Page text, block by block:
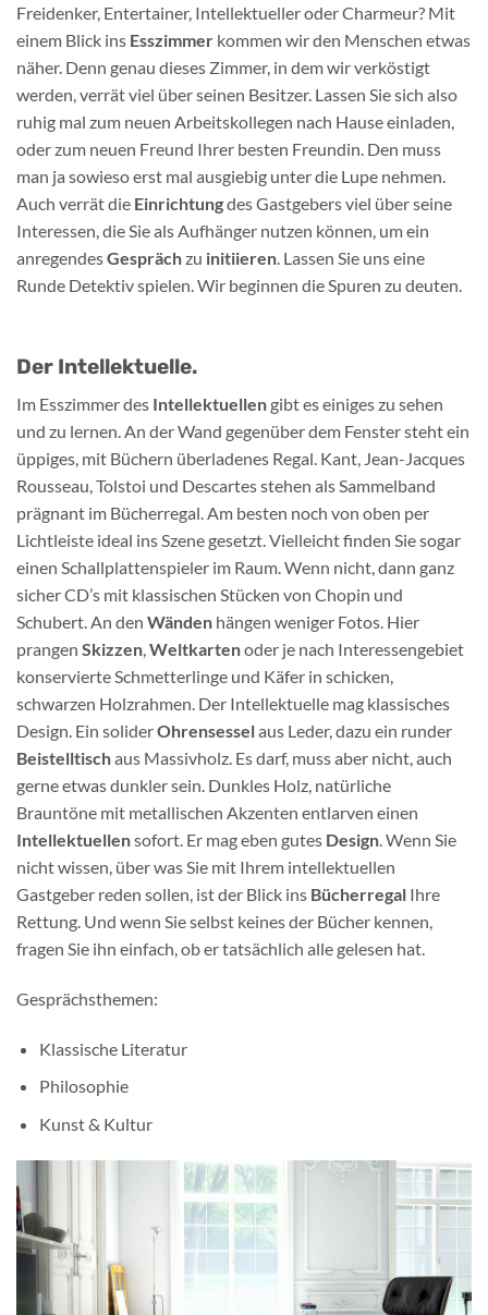
Freidenker, Entertainer, Intellektueller oder Charmeur? Mit
einem Blick ins Esszimmer kommen wir den Menschen etwas
näher. Denn genau dieses Zimmer, in dem wir verköstigt
werden, verrät viel über seinen Besitzer. Lassen Sie sich also
ruhig mal zum neuen Arbeitskollegen nach Hause einladen,
oder zum neuen Freund Ihrer besten Freundin. Den muss
man ja sowieso erst mal ausgiebig unter die Lupe nehmen.
Auch verrät die Einrichtungdes Gastgebers viel über seine
Interessen, die Sie als Aufhänger nutzen können, um ein
anregendesGesprächzu initiieren. Lassen Sie uns eine
Runde Detektiv spielen. Wir beginnen die Spuren zu deuten.
Der Intellektuelle.
Im Esszimmer des Intellektuellen gibt es einiges zu sehen
und zu lernen. An der Wand gegenüber dem Fenster steht ein
üppiges, mit Büchern überladenes Regal. Kant, Jean-Jacques
Rousseau, Tolstoi und Descartes stehen als Sammelband
prägnant im Bücherregal. Am besten noch von oben per
Lichtleiste ideal ins Szene gesetzt. Vielleicht finden Sie sogar
einen Schallplattenspieler im Raum. Wenn nicht, dann ganz
sicher CD’s mit klassischen Stücken von Chopin und
Schubert. An den Wänden hängen weniger Fotos. Hier
prangen Skizzen,Weltkartenoder je nach Interessengebiet
konservierte Schmetterlinge und Käfer in schicken,
schwarzen Holzrahmen. Der Intellektuelle mag klassisches
Design. Ein soliderOhrensesselaus Leder, dazu ein runder
Beistelltischaus Massivholz. Es darf, muss aber nicht, auch
gerne etwas dunkler sein. Dunkles Holz, natürliche
Brauntöne mit metallischen Akzenten entlarven einen
Intellektuellensofort. Er mag eben gutes Design. Wenn Sie
nicht wissen, über was Sie mit Ihrem intellektuellen
Gastgeber reden sollen, ist der Blick ins Bücherregal Ihre
Rettung. Und wenn Sie selbst keines der Bücher kennen,
fragen Sie ihn einfach, ob er tatsächlich alle gelesen hat.
Gesprächsthemen:
Klassische Literatur
Philosophie
Kunst & Kultur